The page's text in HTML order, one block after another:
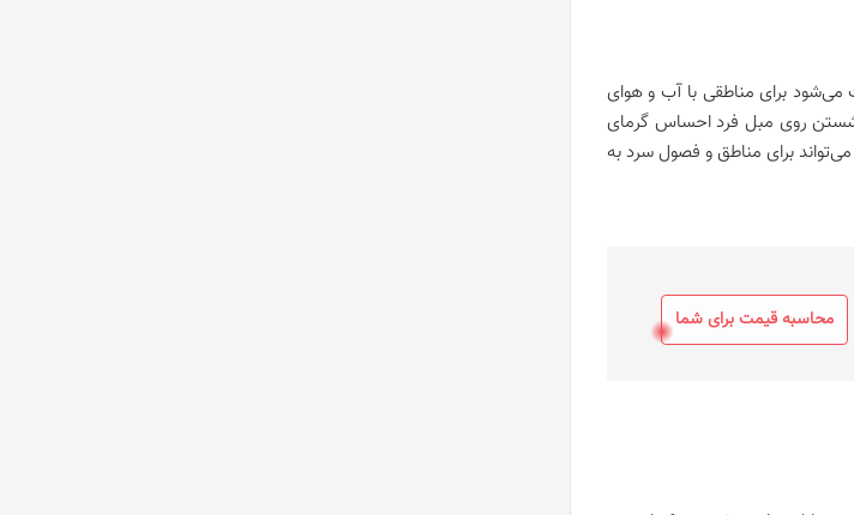
می‌شود برای مناطقی با آب و هوای
روی مبل فرد احساس گرمای
برای مناطق و فصول سرد به
محاسبه قیمت برای شما